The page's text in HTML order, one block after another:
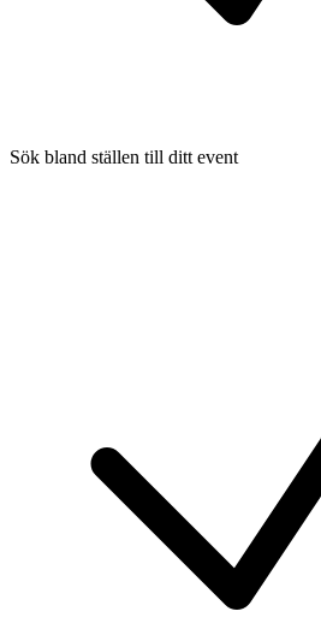
Sök bland ställen till ditt event